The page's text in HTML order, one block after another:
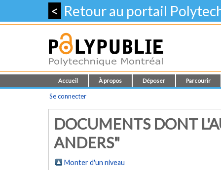
< Retour au portail
Accueil À propos Déposer Parcourir
Se connecter
DOCUMENTS DONT
ANDERS"
Monter d'un niveau